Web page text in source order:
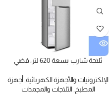
ثلاجة شارب بسعة 620 لتر، فضي
الإلكترونيات والأجهزة الكهربائية,أجهزة
المطبخ,الثلاجات والمجمدات